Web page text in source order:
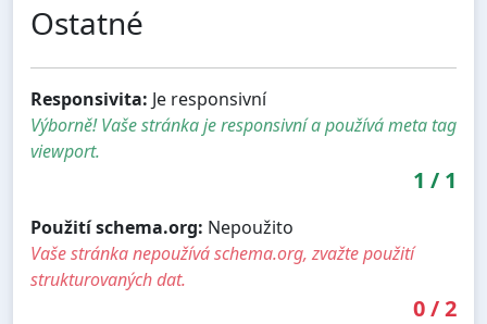
Ostatné
Responsivita: Je responsivní
Výborně! Vaše stránka je responsivní a používá meta tag
viewport.
1 / 1
Použití schema.org: Nepoužito
Vaše stránka nepoužívá schema.org, zvažte použití
strukturovaných dat.
0/2